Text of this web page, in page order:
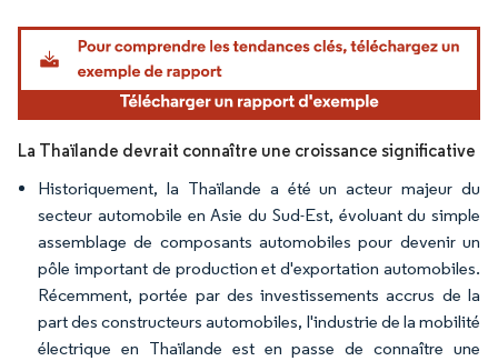
Image © Mordor Intelligence. La réutilisation nécessite une attribution sous CC BY
La Thaïlande devrait connaître une croissance significative
Historiquement, la Thaïlande a été un acteur majeur du
secteur automobile en Asie du Sud-Est, évoluant du simple
assemblage de composants automobiles pour devenir un
pôle important de production et d'exportation automobiles.
Récemment, portée par des investissements accrus de la
part des constructeurs automobiles, l'industrie de la mobilité
électrique en Thaïlande est en passe de connaître une